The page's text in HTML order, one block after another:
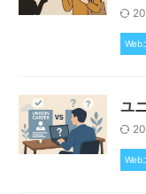
Web
ユ
Web